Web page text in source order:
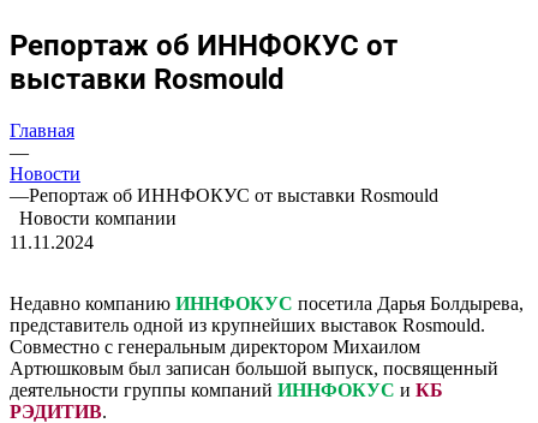
Репортаж об ИННФОКУС от
выставки Rosmould
Главная
—
Новости
—Репортаж об ИННФОКУС от выставки Rosmould
Новости компании
11.11.2024
Недавно компанию ИННФОКУС посетила Дарья Болдырева,
представитель одной из крупнейших выставок Rosmould.
Совместно с генеральным директором Михаилом
Артюшковым был записан большой выпуск, посвященный
деятельности группы компаний ИННФОКУС и КБ
РЭДИТИВ.